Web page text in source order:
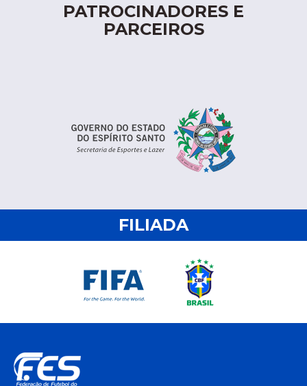
PATROCINADORES E
PARCEIROS
FILIADA